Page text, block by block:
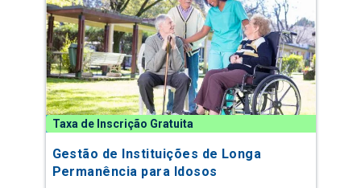
Taxa de Inscrição Gratuita
Gestão de Instituições de Longa
Permanência para Idosos